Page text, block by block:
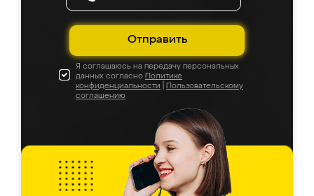
Отправить
Я соглашаюсь на передачу персональных
данных согласно Политике
конфиденциальности
Пользовательскому
соглашению